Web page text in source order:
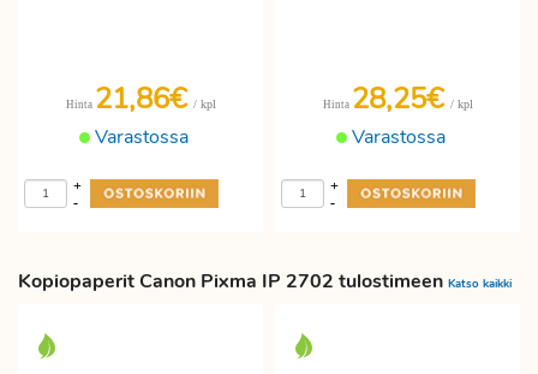
Varastossa
Hinta 21,86€ / kpl
-
+
Varastossa
Hinta 28,25€ / kpl
-
+
Kopiopaperit Canon Pixma IP 2702 tulostimeen Katso kaikki